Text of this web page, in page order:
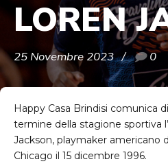
LOREN
25 Novembre 2023 0
Happy Casa Brindisi comunica
termine della stagione sportiva
Jackson, playmaker americano
Chicago il 15 dicembre 1996.